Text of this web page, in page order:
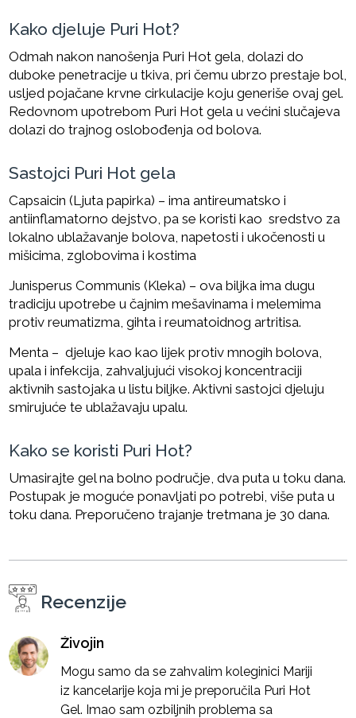
Kako djeluje Puri Hot?
Odmah nakon nanošenja Puri Hot gela, dolazi do
duboke penetracije u tkiva, pri čemu ubrzo prestaje bol,
usljed pojačane krvne cirkulacije koju generiše ovaj gel.
Redovnom upotrebom Puri Hot gela u većini slučajeva
dolazi do trajnog oslobođenja od bolova.
Sastojci Puri Hot gela
Capsaicin (Ljuta papirka) – ima antireumatsko i
antiinflamatorno dejstvo, pa se koristi kao sredstvo za
lokalno ublažavanje bolova, napetosti i ukočenosti u
mišicima, zglobovima i kostima
Junisperus Communis (Kleka) – ova biljka ima dugu
tradiciju upotrebe u čajnim mešavinama i melemima
protiv reumatizma, gihta i reumatoidnog artritisa.
Menta – djeluje kao kao lijek protiv mnogih bolova,
upala i infekcija, zahvaljujući visokoj koncentraciji
aktivnih sastojaka u listu biljke. Aktivni sastojci djeluju
smirujuće te ublažavaju upalu.
Kako se koristi Puri Hot?
Umasirajte gel na bolno područje, dva puta u toku dana.
Postupak je moguće ponavljati po potrebi, više puta u
toku dana. Preporučeno trajanje tretmana je 30 dana.
Recenzije
Živojin
Mogu samo da se zahvalim koleginici Mariji
iz kancelarije koja mi je preporučila Puri Hot
Gel. Imao sam ozbiljnih problema sa